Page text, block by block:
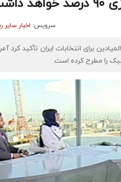
سرویس: اخبار سایر
برای انتخابات ایران تأکید کرد
را مطرح کرده است.